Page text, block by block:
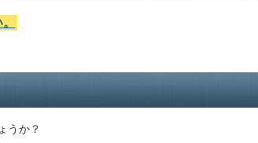
うか？